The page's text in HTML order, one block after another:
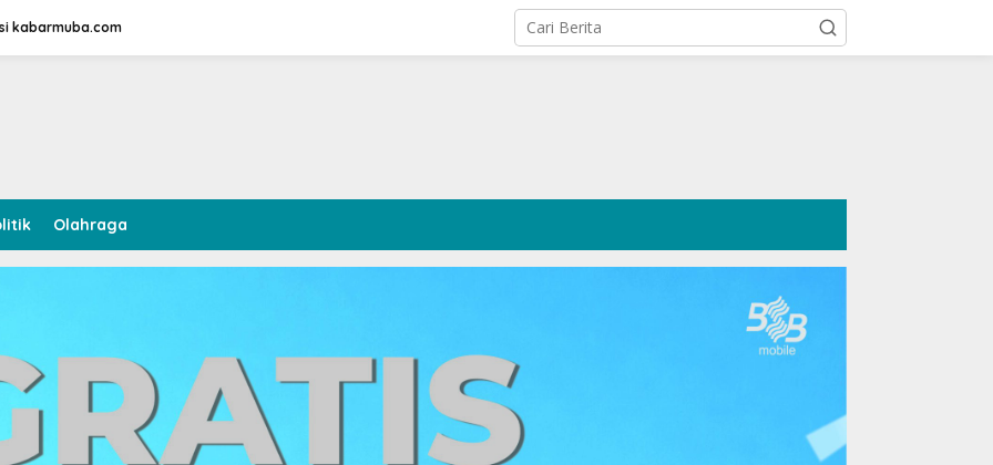
kabarmuba.com
Olahraga